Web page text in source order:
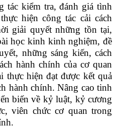
tác kiểm tra, đánh giá tình
hiện công tác cải cách
giải quyết những tồn tại,
học kinh kinh nghiệm, đề
những sáng kiến, cách
hành chính của cơ quan
thực hiện đạt được kết quả
hành chính. Nâng cao tinh
biến về kỷ luật, kỷ cương
viên chức cơ quan trong